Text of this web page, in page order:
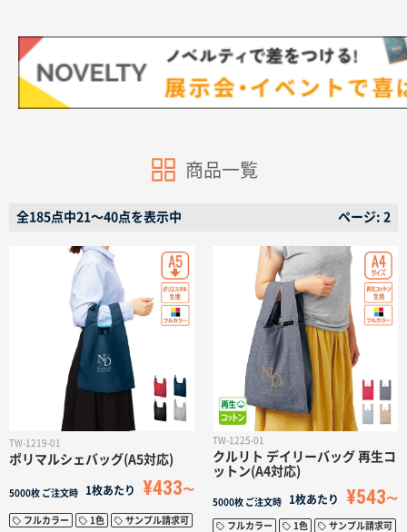
商品カテゴリーから探す
ターゲットから探す
目的・シーンから探す
印刷色から探す
サイトメニュー
初めての方へ
ご注文の流れ
お見積書の作成方法
商品一覧
全185点中21〜40点を表示中 ページ: 2
TW-1219-01
ポリマルシェバッグ(A5対応)
5000枚 ご注文時 1枚あたり ¥433
フルカラー 1色 サンプル請求可
TW-1225-01
クルリト デイリーバッグ 再生コ
ットン(A4対応)
5000枚 ご注文時 1枚あたり ¥543
フルカラー 1色 サンプル請求可